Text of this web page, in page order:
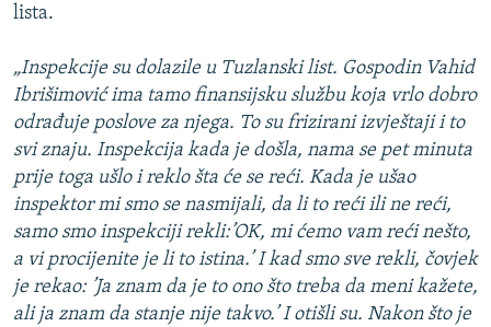
lista.
„Inspekcije su dolazile u Tuzlanski list. Gospodin Vahid
Ibrišimović ima tamo finansijsku službu koja vrlo dobro
odrađuje poslove za njega. To su frizirani izvještaji i to
svi znaju. Inspekcija kada je došla, nama se pet minuta
prije toga ušlo i reklo šta će se reći. Kada je ušao
inspektor mi smo se nasmijali, da li to reći ili ne reći,
samo smo inspekciji rekli:’OK, mi ćemo vam reći nešto,
a vi procijenite je li to istina.’ I kad smo sve rekli, čovjek
je rekao: ’Ja znam da je to ono što treba da meni kažete,
ali ja znam da stanje nije takvo.’ I otišli su. Nakon što je